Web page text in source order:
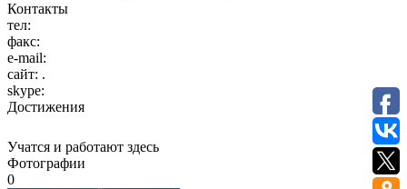
Контакты
тел:
факс:
e-mail:
сайт: .
skype:
Достижения
Учатся и работают здесь
Фотографии
0